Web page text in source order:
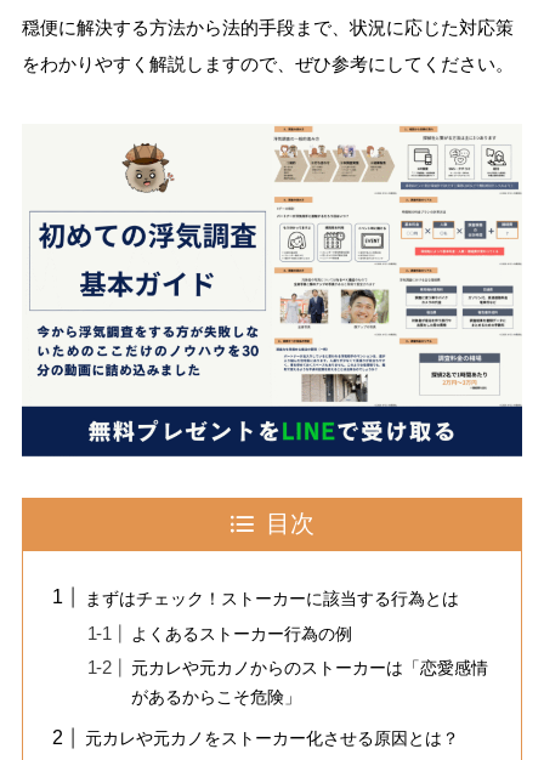
穏便に解決する方法から法的手段まで、状況に応じた対応策
をわかりやすく解説しますので、ぜひ参考にしてください。
目次
まずはチェック！ストーカーに該当する行為とは
よくあるストーカー行為の例
元カレや元カノからのストーカーは「恋愛感情
があるからこそ危険」
元カレや元カノをストーカー化させる原因とは？